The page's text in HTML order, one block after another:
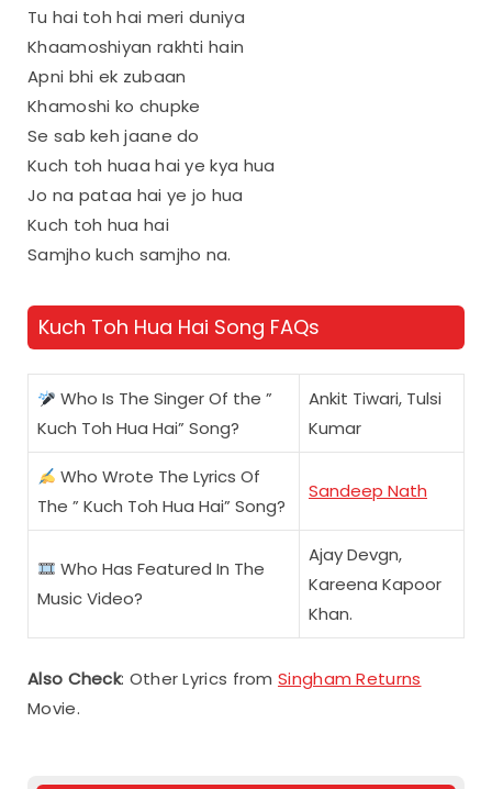
Tu hai toh hai meri duniya
Khaamoshiyan rakhti hain
Apni bhi ek zubaan
Khamoshi ko chupke
Se sab keh jaane do
Kuch toh huaa hai ye kya hua
Jo na pataa hai ye jo hua
Kuch toh hua hai
Samjho kuch samjho na.
Kuch Toh Hua Hai Song FAQs
Who Is The Singer Of the ”
Kuch Toh Hua Hai” Song?
Ankit Tiwari, Tulsi
Kumar
Who Wrote The Lyrics Of
The ” Kuch Toh Hua Hai” Song?
Sandeep Nath
Who Has Featured In The
Music Video?
Ajay Devgn,
Kareena Kapoor
Khan.
Also Check: Other Lyrics fromSingham Returns
Movie.